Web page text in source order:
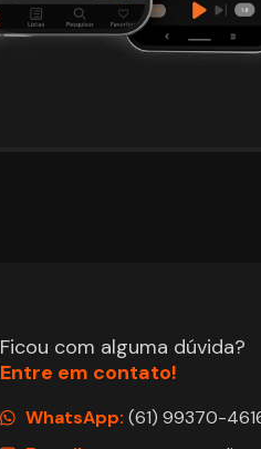
Ficou com alguma dúvida?
Entre em contato!
WhatsApp: (61) 99370-